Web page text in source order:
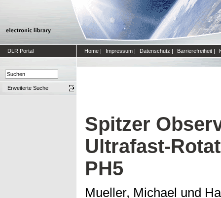
DLR Portal Home | Impressum | Datenschutz | Barrierefreiheit |
Erweiterte Suche
Spitzer
Ultrafast-
PH5
Mueller, Michael und